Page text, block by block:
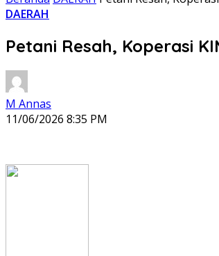
DAERAH
Petani Resah, Koperasi
M Annas
11/06/2026 8:35 PM